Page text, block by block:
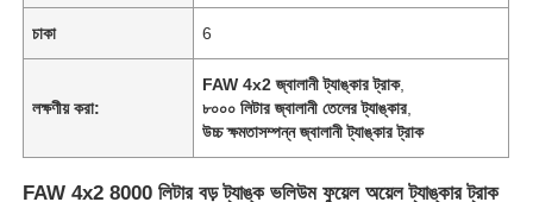
পণ্য
কারখানা ভ্রমণ
চাকা 6
লক্ষণীয় করা:
FAW 4x2 জ্বালানী ট্যাঙ্কার ট্রাক,
৮০০০ লিটার জ্বালানী তেলের ট্যাঙ্কার,
উচ্চ ক্ষমতাসম্পন্ন জ্বালানী ট্যাঙ্কার ট্রাক
FAW 4x2 8000 লিটার বড় ট্যাঙ্ক ভলিউম ফুয়েল অয়েল ট্যাঙ্কার ট্রাক